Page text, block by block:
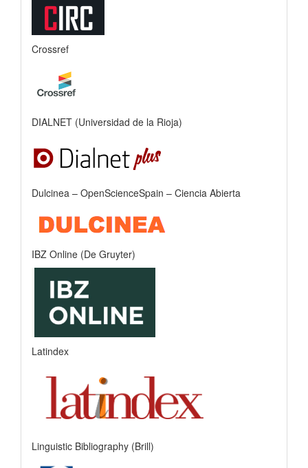
Crossref
DIALNET (Universidad de la Rioja)
Dulcinea – OpenScienceSpain – Ciencia Abierta
IBZ Online (De Gruyter)
Latindex
Linguistic Bibliography (Brill)